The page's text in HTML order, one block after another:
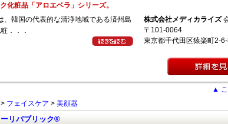
化粧品「アロエベラ」シリーズ。
韓国の代表的な清浄地域である済州島
．．．
株式会社メディカライズ
〒101-0064
東京都千代田区猿楽町2-
▲ こ
> フェイスケア > 美顔器
リパブリック®